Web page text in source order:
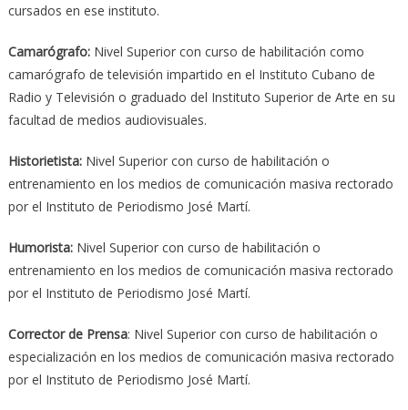
cursados en ese instituto.
Camarógrafo: Nivel Superior con curso de habilitación como
camarógrafo de televisión impartido en el Instituto Cubano de
Radio y Televisión o graduado del Instituto Superior de Arte en su
facultad de medios audiovisuales.
Historietista: Nivel Superior con curso de habilitación o
entrenamiento en los medios de comunicación masiva rectorado
por el Instituto de Periodismo José Martí.
Humorista: Nivel Superior con curso de habilitación o
entrenamiento en los medios de comunicación masiva rectorado
por el Instituto de Periodismo José Martí.
Corrector de Prensa: Nivel Superior con curso de habilitación o
especialización en los medios de comunicación masiva rectorado
por el Instituto de Periodismo José Martí.